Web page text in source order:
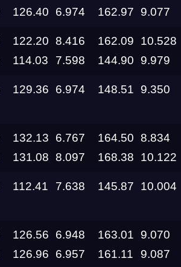
12.09.2026 —
06.09.2026
126.40 6.974 162.97 9.077
122.20 8.416 162.09 10.528
114.03 7.598 144.90 9.979
129.36 6.974 148.51 9.350
132.13 6.767 164.50 8.834
131.08 8.097 168.38 10.122
112.41 7.638 145.87 10.004
126.56 6.948 163.01 9.070
126.96 6.957 161.11 9.087